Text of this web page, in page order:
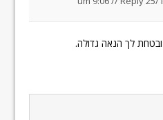
לך הנאה גדולה.